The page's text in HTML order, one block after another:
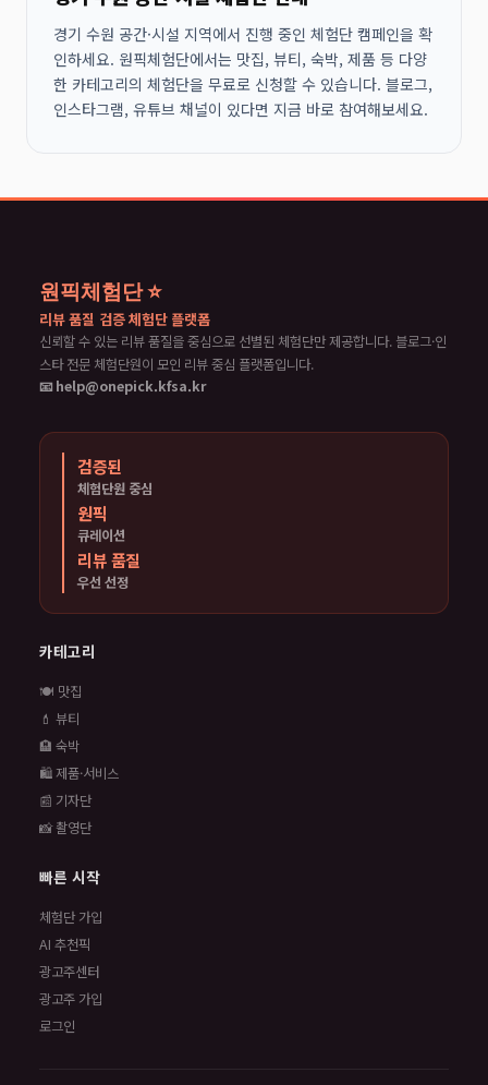
경기 수원 공간·시설 지역에서 진행 중인 체험단 캠페인을 확
인하세요. 원픽체험단에서는 맛집, 뷰티, 숙박, 제품 등 다양
한 카테고리의 체험단을 무료로 신청할 수 있습니다. 블로그,
인스타그램, 유튜브 채널이 있다면 지금 바로 참여해보세요.
원픽체험단 ⭐
리뷰 품질 검증 체험단 플랫폼
신뢰할 수 있는 리뷰 품질을 중심으로 선별된 체험단만 제공합니다. 블로그·인
스타 전문 체험단원이 모인 리뷰 중심 플랫폼입니다.
📧 help@onepick.kfsa.kr
검증된
체험단원 중심
원픽
큐레이션
리뷰 품질
우선 선정
카테고리
🍽️ 맛집
💄 뷰티
🏨 숙박
🛍️ 제품·서비스
📰 기자단
📸 촬영단
빠른 시작
체험단 가입
AI 추천픽
광고주센터
광고주 가입
로그인